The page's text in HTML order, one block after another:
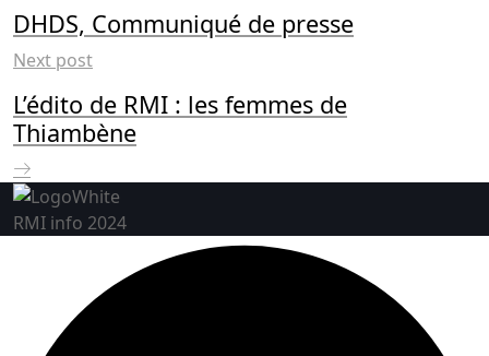
DHDS, Communiqué de presse
Next post
L’édito de RMI : les femmes de
Thiambène
RMI info 2024